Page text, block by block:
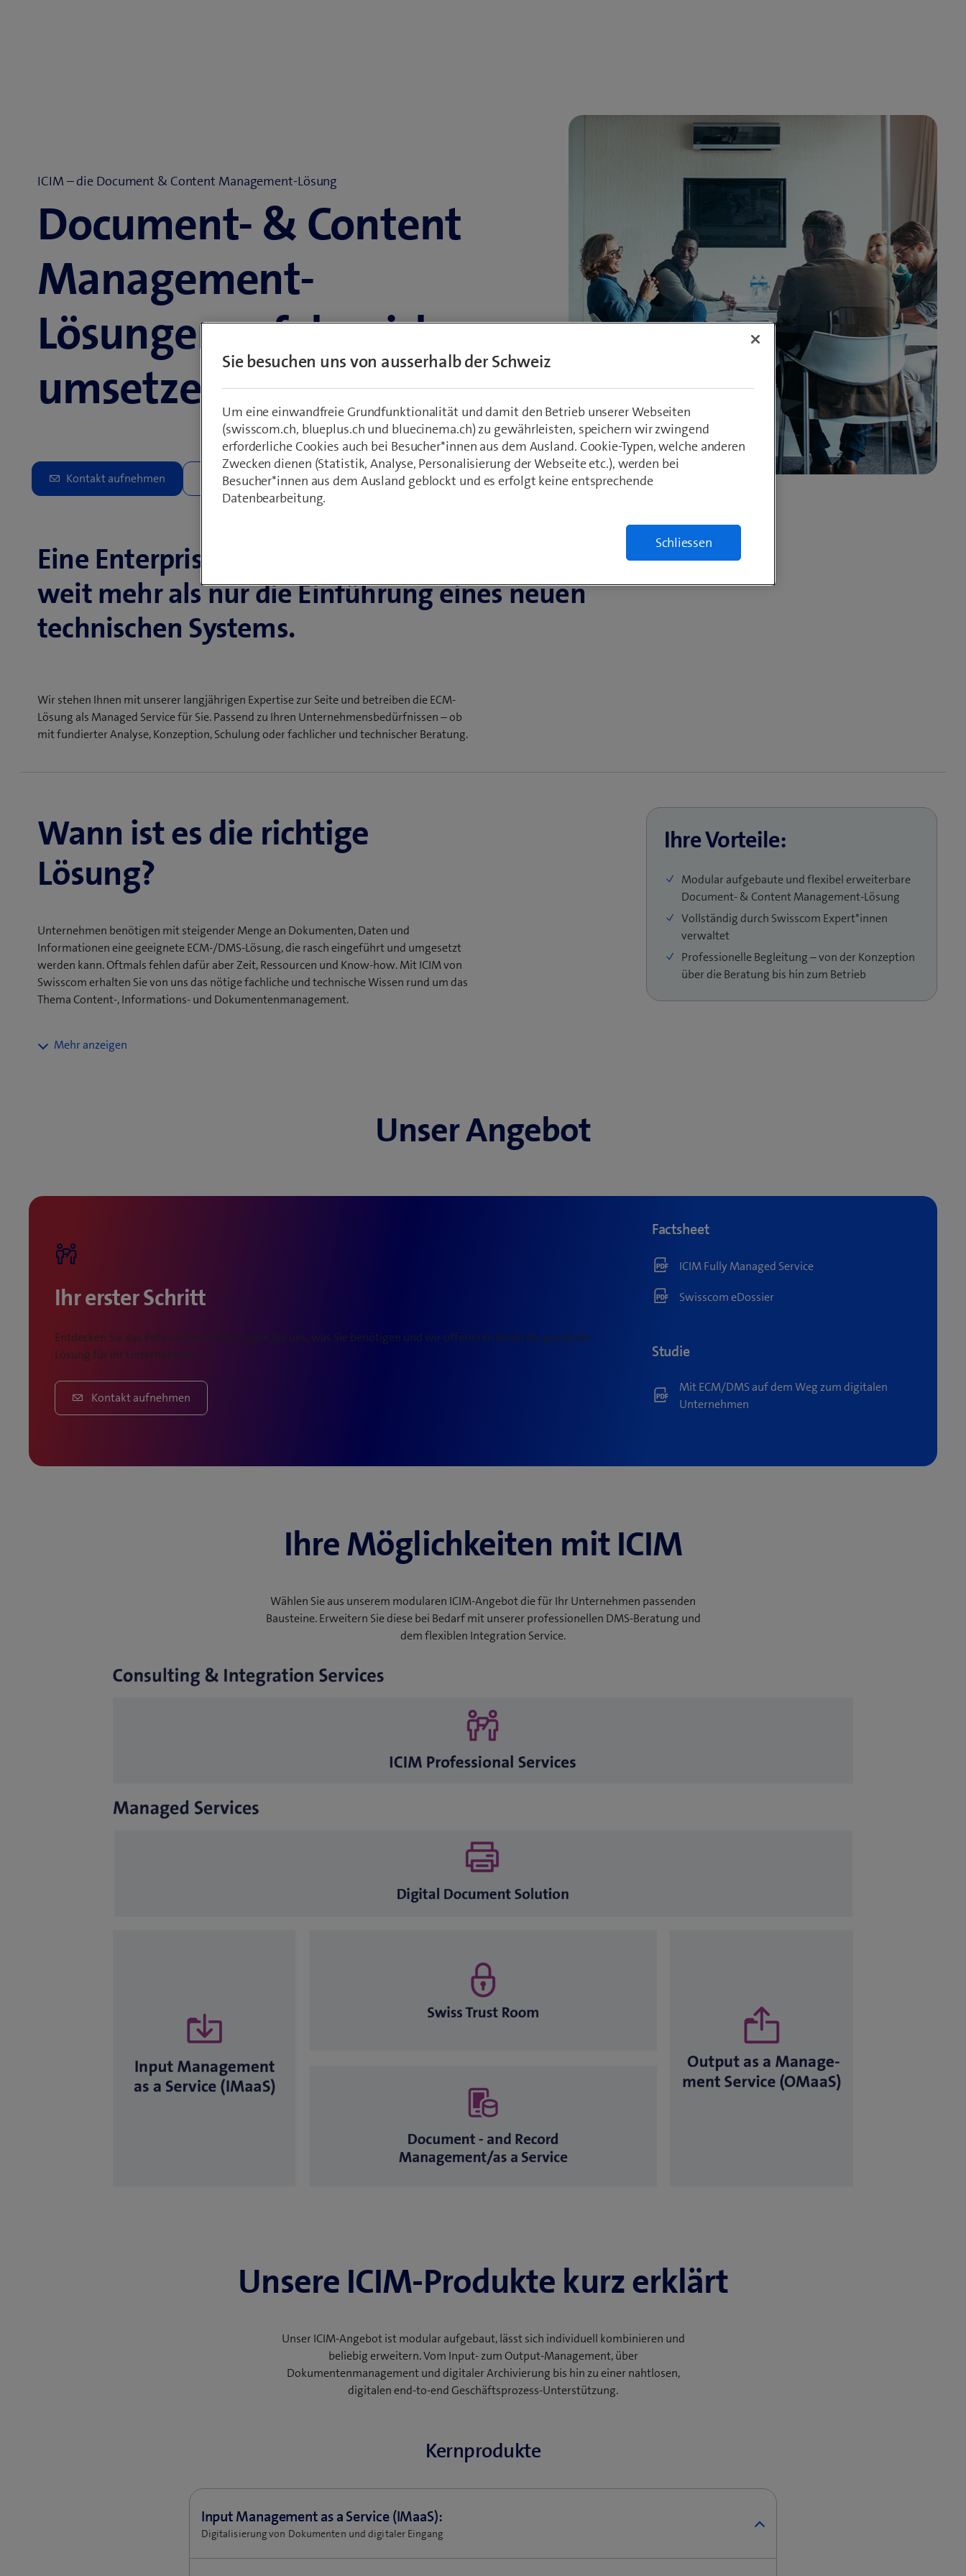
ICIM – die Document & Content Management-Lösung
Document- & Content
Management-
Lösungen erfolgreich
umsetzen
Eine Enterprise Content Management-Lösung ist
weit mehr als nur die Einführung eines neuen
technischen Systems.
Wir stehen Ihnen mit unserer langjährigen Expertise zur Seite und betreiben die ECM-
Lösung als Managed Service für Sie. Passend zu Ihren Unternehmens­bedürfnissen – ob
mit fundierter Analyse, Konzeption, Schulung oder fachlicher und technischer Beratung.
Wann ist es die richtige
Lösung?
Unternehmen benötigen mit steigender Menge an Dokumenten, Daten und
Informationen eine geeignete ECM-/DMS-Lösung, die rasch eingeführt und umgesetzt
werden kann. Oftmals fehlen dafür aber Zeit, Ressourcen und Know-how. Mit ICIM von
Swisscom erhalten Sie von uns das nötige fachliche und technische Wissen rund um das
Thema Content-, Informations- und Dokumentenmanagement.
ICIM eignet sich auch für Unternehmen, die bereits eine ECM-Lösung nutzen,
Datenarchivierung.
Ihre Vorteile:
Modular aufgebaute und flexibel erweiterbare
Document- & Content Management-Lösung
Vollständig durch Swisscom Expert*innen
verwaltet
Professionelle Begleitung ‒ von der Konzeption
über die Beratung bis hin zum Betrieb
Unser Angebot
Ihr erster Schritt
Entdecken Sie das Potenzial von ICIM. Sagen Sie uns, was Sie benötigen und wir offerieren Ihnen die passende
Lösung für Ihr Unternehmen.
Kontakt aufnehmen
Factsheet
ICIM Fully Managed Service
Swisscom eDossier
Studie​
Mit ECM/DMS auf dem Weg zum digitalen
Unternehmen​
Ihre Möglichkeiten mit ICIM
Wählen Sie aus unserem modularen ICIM-Angebot die für Ihr Unternehmen passenden
Bausteine. Erweitern Sie diese bei Bedarf mit unserer professionellen DMS-Beratung und
dem flexiblen Integration Service.
Unsere ICIM-Produkte kurz erklärt
Unser ICIM-Angebot ist modular aufgebaut, lässt sich individuell kombinieren und
beliebig erweitern. Vom Input- zum Output-Management, über
Dokumentenmanagement und digitaler Archivierung bis hin zu einer nahtlosen,
digitalen end-to-end Geschäftsprozess-Unterstützung.
Kernprodukte
Input Management as a Service (IMaaS):
Digitalisierung von Dokumenten und digitaler Eingang
Sie besuchen uns von ausserhalb der Schweiz
Um eine einwandfreie Grundfunktionalität und damit den Betrieb unserer Webseiten
(swisscom.ch, blueplus.ch und bluecinema.ch) zu gewährleisten, speichern wir zwingend
erforderliche Cookies auch bei Besucher*innen aus dem Ausland. Cookie-Typen, welche anderen
Zwecken dienen (Statistik, Analyse, Personalisierung der Webseite etc.), werden bei
Besucher*innen aus dem Ausland geblockt und es erfolgt keine entsprechende
Datenbearbeitung.
Schliessen